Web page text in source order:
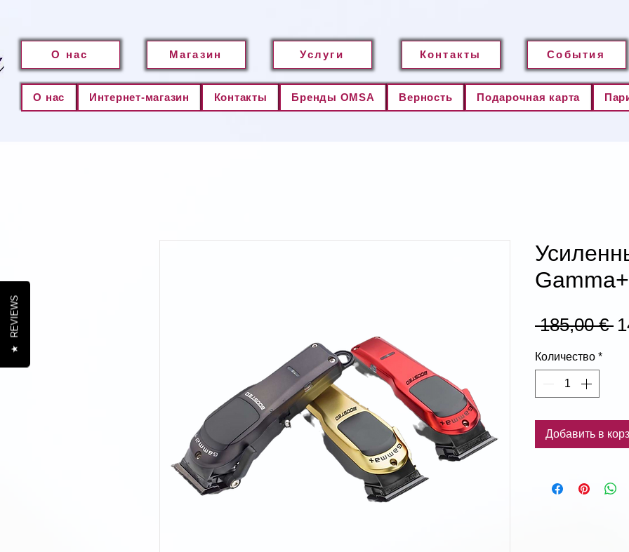
О нас Магазин Услуги Контакты События
О нас Интернет-магазин Контакты Бренды OMSA Верность Подарочная карта
Gamma+
185,00 €
Количество *
Добавить в
★
REVIEWS